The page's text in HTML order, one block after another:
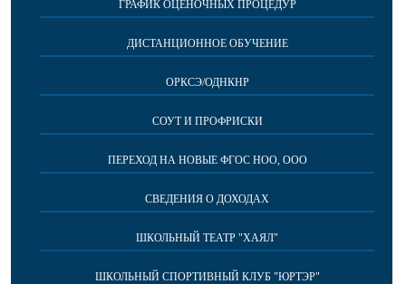
ГРАФИК ОЦЕНОЧНЫХ ПРОЦЕДУР
ДИСТАНЦИОННОЕ ОБУЧЕНИЕ
ОРКСЭ/ОДНКНР
СОУТ И ПРОФРИСКИ
ПЕРЕХОД НА НОВЫЕ ФГОС НОО, ООО
СВЕДЕНИЯ О ДОХОДАХ
ШКОЛЬНЫЙ ТЕАТР "ХАЯЛ"
ШКОЛЬНЫЙ СПОРТИВНЫЙ КЛУБ "ЮРТЭР"